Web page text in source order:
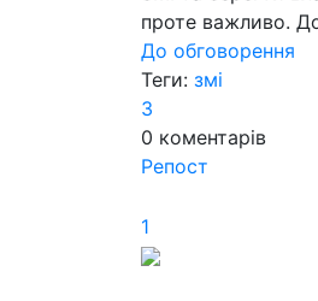
проте важливо.
До обговорення
Теги: змі
3
0 коментарів
Репост
1